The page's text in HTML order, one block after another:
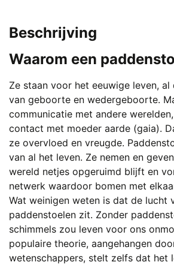
€ 5,00.
Vanaf
€ 2,75.
heeft
meerdere
variaties.
Deze
optie
kan
gekozen
worden
op
de
productpagina
Beschrijving
Waarom een
Ze staan voor het eeuwige leven,
van geboorte en wedergeboorte.
communicatie met andere
contact met moeder aarde (gaia).
ze overvloed en vreugde.
van al het leven. Ze nemen en
wereld netjes opgeruimd blijft en
netwerk waardoor bomen met
Wat weinigen weten is dat de lucht
paddenstoelen zit. Zonder
schimmels zou leven voor ons
populaire theorie, aangehangen
wetenschappers, stelt zelfs dat het